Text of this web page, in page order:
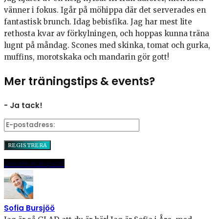
vänner i fokus. Igår på möhippa där det serverades en
fantastisk brunch. Idag bebisfika. Jag har mest lite
rethosta kvar av förkylningen, och hoppas kunna träna
lugnt på måndag. Scones med skinka, tomat och gurka,
muffins, morotskaka och mandarin gör gott!
Mer träningstips & events?
- Ja tack!
DelaPinnaE-post
Sofia Bursjöö